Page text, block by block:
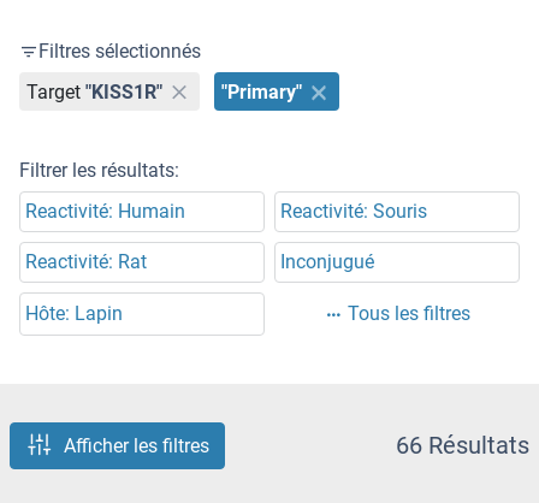
Filtres sélectionnés
Target "KISS1R" "Primary"
Filtrer les résultats:
Reactivité: Humain
Reactivité: Souris
Reactivité: Rat Inconjugué
Hôte: Lapin Tous les filtres
Afficher les filtres 66 Résultats